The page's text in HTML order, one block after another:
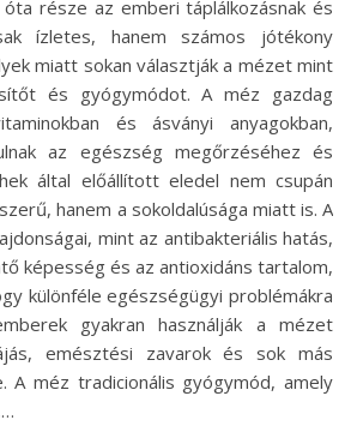
része az emberi táplálkozásnak és
ízletes, hanem számos jótékony
miatt sokan választják a mézet mint
és gyógymódot. A méz gazdag
és ásványi anyagokban,
az egészség megőrzéséhez és
által előállított eledel nem csupán
hanem a sokoldalúsága miatt is. A
mint az antibakteriális hatás,
képesség és az antioxidáns tartalom,
különféle egészségügyi problémákra
gyakran használják a mézet
emésztési zavarok és sok más
A méz tradicionális gyógymód, amely